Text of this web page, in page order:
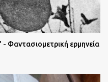
- Φαντασιομετρική ερμηνεία